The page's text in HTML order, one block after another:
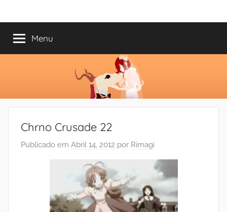
paraMundo
do
anos
a
romances
Menu
Chrno Crusade 22
Publicado em Abril 14, 2012 por Rimagi